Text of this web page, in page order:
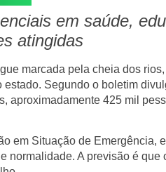
em saúde,
atingidas
marcada pela cheia dos
Segundo o boletim
aproximadamente 425 mil
em Situação de Emergência,
normalidade. A previsão é